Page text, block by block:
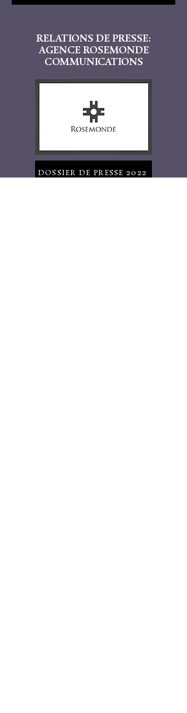
RELATIONS DE PRESSE:
AGENCE ROSEMONDE
COMMUNICATIONS
DOSSIER DE PRESSE 2022